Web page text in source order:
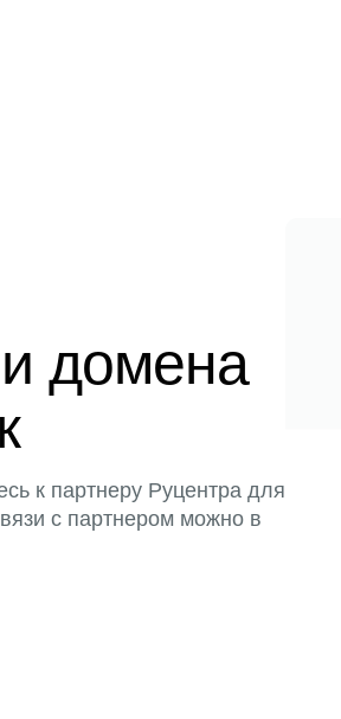
домена
к партнеру Руцентра для
с партнером можно в